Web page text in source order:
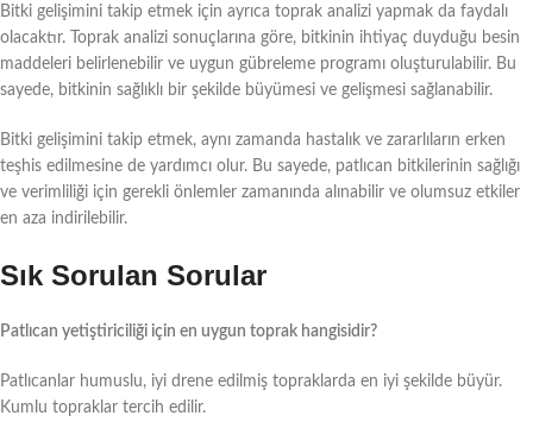
Bitki gelişimini takip etmek için ayrıca toprak analizi yapmak da faydalı
olacaktır. Toprak analizi sonuçlarına göre, bitkinin ihtiyaç duyduğu besin
maddeleri belirlenebilir ve uygun gübreleme programı oluşturulabilir. Bu
sayede, bitkinin sağlıklı bir şekilde büyümesi ve gelişmesi sağlanabilir.
Bitki gelişimini takip etmek, aynı zamanda hastalık ve zararlıların erken
teşhis edilmesine de yardımcı olur. Bu sayede, patlıcan bitkilerinin sağlığı
ve verimliliği için gerekli önlemler zamanında alınabilir ve olumsuz etkiler
en aza indirilebilir.
Sık Sorulan Sorular
Patlıcan yetiştiriciliği için en uygun toprak hangisidir?
Patlıcanlar humuslu, iyi drene edilmiş topraklarda en iyi şekilde büyür.
Kumlu topraklar tercih edilir.